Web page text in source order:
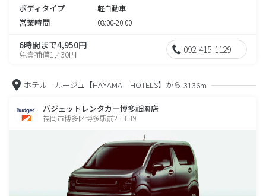
ボディタイプ 軽自動車
営業時間 08:00-20:00
6時間まで4,950円
免責補償1,430円 092-415-1129
ホテル ルージュ【HAYAMA HOTELS】から 3136m
バジェットレンタカー博多祇園店
福岡市博多区博多駅前2-11-19